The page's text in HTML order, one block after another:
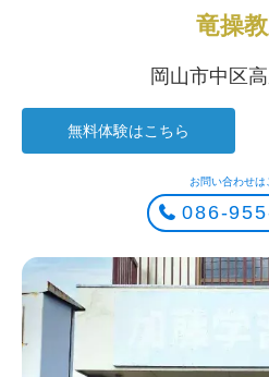
竜操
岡山市中区
無料体験はこちら
お問い合わせは
086-